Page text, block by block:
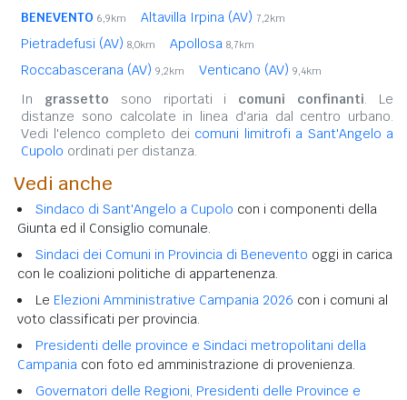
BENEVENTO 6,9km Altavilla Irpina (AV) 7,2km
Pietradefusi (AV) 8,0km Apollosa 8,7km
Roccabascerana (AV) 9,2km Venticano (AV) 9,4km
In grassetto sono riportati i comuni confinanti. Le
distanze sono calcolate in linea d'aria dal centro urbano.
Vedi l'elenco completo dei comuni limitrofi a Sant'Angelo a
Cupolo ordinati per distanza.
Vedi anche
Sindaco di Sant'Angelo a Cupolo con i componenti della
Giunta ed il Consiglio comunale.
Sindaci dei Comuni in Provincia di Benevento oggi in carica
con le coalizioni politiche di appartenenza.
Le Elezioni Amministrative Campania 2026 con i comuni al
voto classificati per provincia.
Presidenti delle province e Sindaci metropolitani della
Campania con foto ed amministrazione di provenienza.
Governatori delle Regioni, Presidenti delle Province e